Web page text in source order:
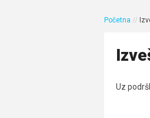
Početna //
Uz